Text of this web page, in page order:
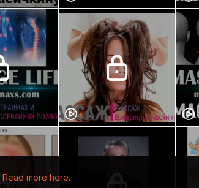
Read more here.